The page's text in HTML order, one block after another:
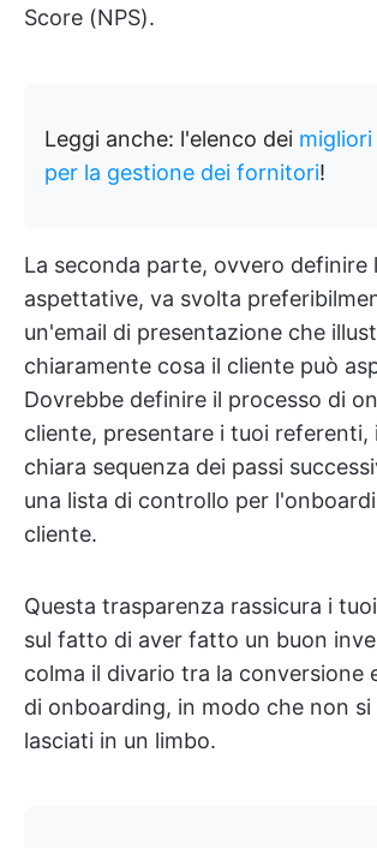
Score (NPS).
Leggi anche: l'elenco dei
per la gestione dei fornitori!
La seconda parte, ovvero definire
aspettative, va svolta
un'email di presentazione che
chiaramente cosa il cliente può
Dovrebbe definire il processo di
cliente, presentare i tuoi referenti,
chiara sequenza dei passi
una lista di controllo per
cliente.
Questa trasparenza rassicura i
sul fatto di aver fatto un buon
colma il divario tra la conversione
di onboarding, in modo che non si
lasciati in un limbo.